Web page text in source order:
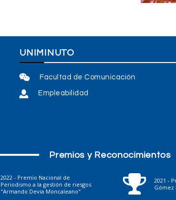
UNIMINUTO
Facultad de Comunicación
Empleabilidad
Premios y Reconocimientos
2022 - Premio Nacional de
Periodismo a la gestión de riesgos
"Armando Devia Moncaleano"
2021 -
Gómez